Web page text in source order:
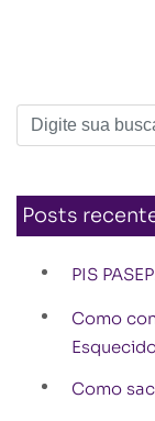
Posts
PIS
Como
Como